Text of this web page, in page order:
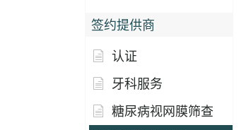
签约提供商
认证
牙科服务
糖尿病视网膜筛查